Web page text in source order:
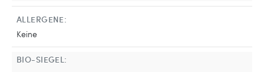
ALLERGENE:
Keine
BIO-SIEGEL: